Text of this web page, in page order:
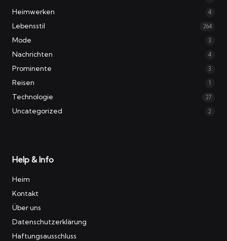
Heimwerken 4
Lebensstil 264
Mode 3
Nachrichten 4
Prominente 3
Reisen 1
Technologie 27
Uncategorized 2
Help & Info
Heim
Kontakt
Über uns
Datenschutzerklärung
Haftungsausschluss